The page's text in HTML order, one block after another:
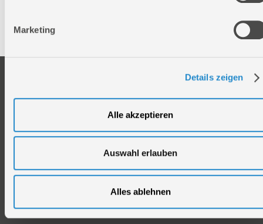
Marketing
Details zeigen
Alle akzeptieren
Auswahl erlauben
Alles ablehnen
Telefax: +49 (0)7904-70051999
Händlersuche
Servicepartner-International
Autorisierter Internetpartner
Reparaturauftrag/Reklamation
Rückgabe gekaufter Artikel